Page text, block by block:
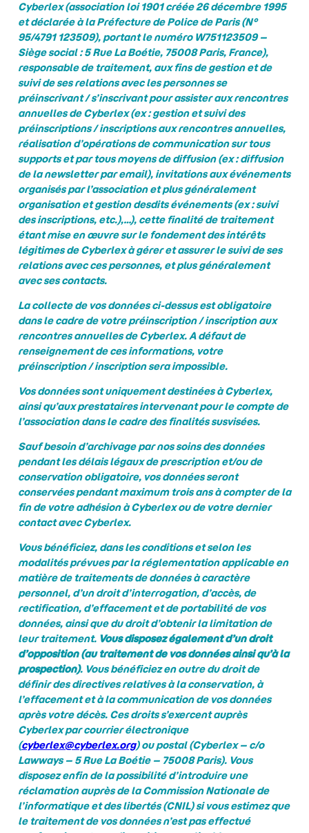
Cyberlex (association loi 1901 créée 26 décembre 1995
et déclarée à la Préfecture de Police de Paris (N°
95/4791 123509), portant le numéro W751123509 –
Siège social : 5 Rue La Boétie, 75008 Paris, France),
responsable de traitement, aux fins de gestion et de
suivi de ses relations avec les personnes se
préinscrivant / s’inscrivant pour assister aux rencontres
annuelles de Cyberlex (ex : gestion et suivi des
préinscriptions / inscriptions aux rencontres annuelles,
réalisation d’opérations de communication sur tous
supports et par tous moyens de diffusion (ex : diffusion
de la newsletter par email), invitations aux événements
organisés par l’association et plus généralement
organisation et gestion desdits événements (ex : suivi
des inscriptions, etc.),…), cette finalité de traitement
étant mise en œuvre sur le fondement des intérêts
légitimes de Cyberlex à gérer et assurer le suivi de ses
relations avec ces personnes, et plus généralement
avec ses contacts.
La collecte de vos données ci-dessus est obligatoire
dans le cadre de votre préinscription / inscription aux
rencontres annuelles de Cyberlex. A défaut de
renseignement de ces informations, votre
préinscription / inscription sera impossible.
Vos données sont uniquement destinées à Cyberlex,
ainsi qu’aux prestataires intervenant pour le compte de
l’association dans le cadre des finalités susvisées.
Sauf besoin d’archivage par nos soins des données
pendant les délais légaux de prescription et/ou de
conservation obligatoire, vos données seront
conservées pendant maximum trois ans à compter de la
fin de votre adhésion à Cyberlex ou de votre dernier
contact avec Cyberlex.
Vous bénéficiez, dans les conditions et selon les
modalités prévues par la réglementation applicable en
matière de traitements de données à caractère
personnel, d’un droit d’interrogation, d’accès, de
rectification, d’effacement et de portabilité de vos
données, ainsi que du droit d’obtenir la limitation de
leur traitement. Vous disposez également d’un droit
d’opposition (au traitement de vos données ainsi qu’à la
prospection). Vous bénéficiez en outre du droit de
définir des directives relatives à la conservation, à
l’effacement et à la communication de vos données
après votre décès. Ces droits s’exercent auprès
Cyberlex par courrier électronique
(cyberlex@cyberlex.org) ou postal (Cyberlex – c/o
Lawways – 5 Rue La Boétie – 75008 Paris). Vous
disposez enfin de la possibilité d’introduire une
réclamation auprès de la Commission Nationale de
l’informatique et des libertés (CNIL) si vous estimez que
le traitement de vos données n’est pas effectué